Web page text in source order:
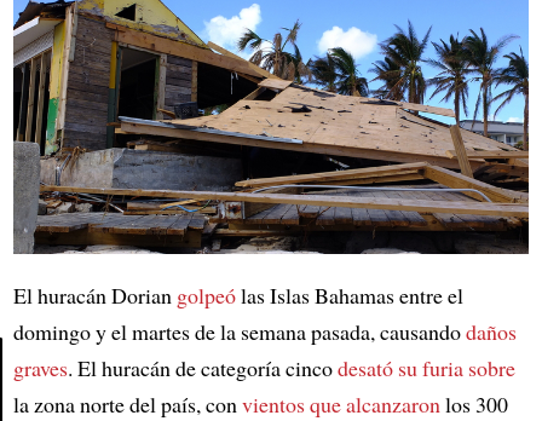
Article
El huracán Dorian golpeólas Islas Bahamas entre el
domingo y el martes de la semana pasada, causandodaños
graves. El huracán de categoría cincodesató su furia sobre
la zona norte del país, con vientos que alcanzaron los 300